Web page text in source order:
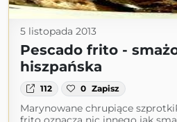
5 listopada 2013
Pescado frito -
hiszpańska
112 0 Zapisz
Marynowane chrupiące